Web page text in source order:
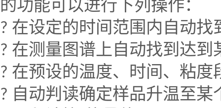
的功能可以进行下列操作：
? 在设定的时间范围内自动找
? 在测量图谱上自动找到达到
? 在预设的温度、时间、粘度
? 自动判读确定样品升温至